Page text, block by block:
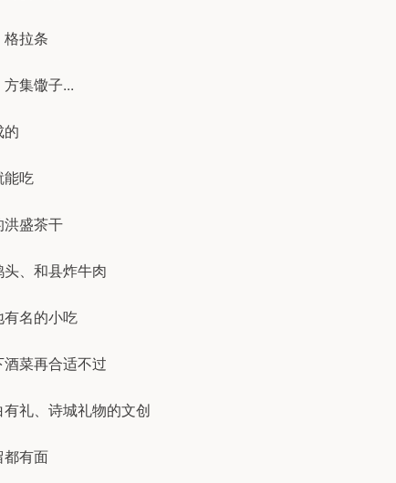
拉条
集馓子...
的
能吃
盛茶干
、和县炸牛肉
名的小吃
菜再合适不过
礼、诗城礼物的文创
都有面